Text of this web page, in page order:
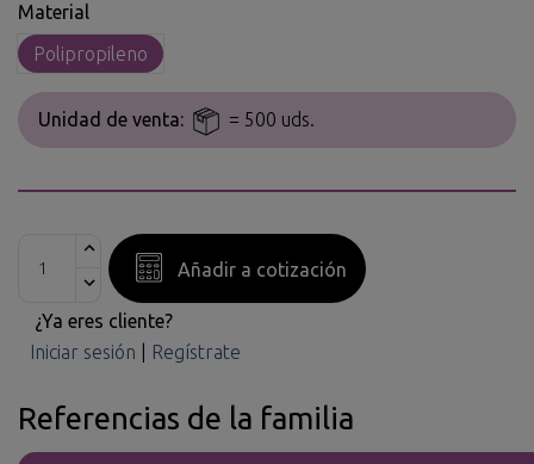
Material
Polipropileno
Unidad de venta: = 500 uds.
Añadir a cotización
¿Ya eres cliente?
Iniciar sesión
Regístrate
Referencias de la familia